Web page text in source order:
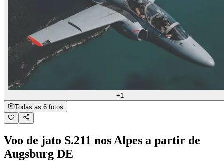
+1
Todas as 6 fotos
Voo de jato S.211 nos Alpes a partir de
Augsburg DE